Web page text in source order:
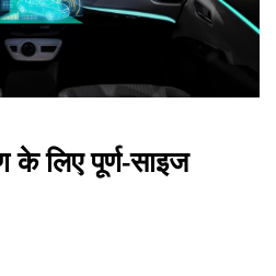
के लिए पूर्ण-साइज